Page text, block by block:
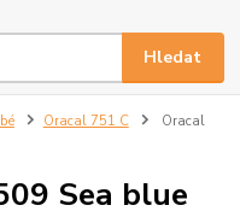
Hledat
Oracal 751 C
Oracal
Sea blue